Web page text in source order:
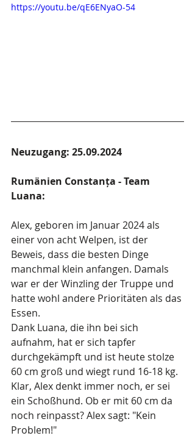
https://youtu.be/qE6ENyaO-54
Neuzugang: 25.09.2024
Rumänien Constanța - Team
Luana:
Alex, geboren im Januar 2024 als
einer von acht Welpen, ist der
Beweis, dass die besten Dinge
manchmal klein anfangen. Damals
war er der Winzling der Truppe und
hatte wohl andere Prioritäten als das
Essen.
Dank Luana, die ihn bei sich
aufnahm, hat er sich tapfer
durchgekämpft und ist heute stolze
60 cm groß und wiegt rund 16-18 kg.
Klar, Alex denkt immer noch, er sei
ein Schoßhund. Ob er mit 60 cm da
noch reinpasst? Alex sagt: "Kein
Problem!"